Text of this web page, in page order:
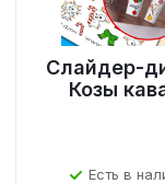
Слайдер-
Козы
Есть в